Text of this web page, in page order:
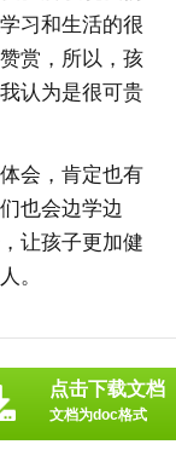
习和生活的很
赏，所以，孩
认为是很可贵
会，肯定也有
也会边学边
让孩子更加健
。
点击下载文档
文档为doc格式